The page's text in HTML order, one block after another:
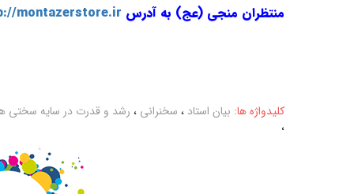
منتظران منجی (عج) به آدرس montazerstore.ir
کلیدواژه ها: بیان استاد ، سخنرانی ، رشد و قدرت در سایه سختی
،